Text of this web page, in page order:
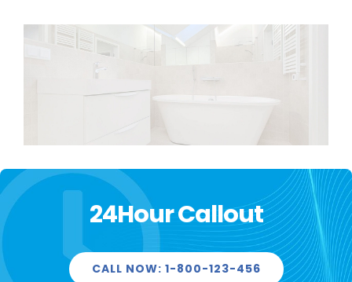
Gallery
24Hour Callout
CALL NOW: 1-800-123-456